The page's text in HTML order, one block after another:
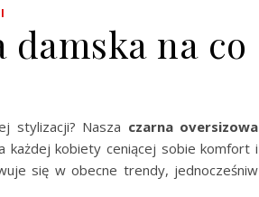
damska na co
stylizacji? Nasza czarna oversizowa
każdej kobiety ceniącej sobie komfort i
się w obecne trendy, jednocześniw